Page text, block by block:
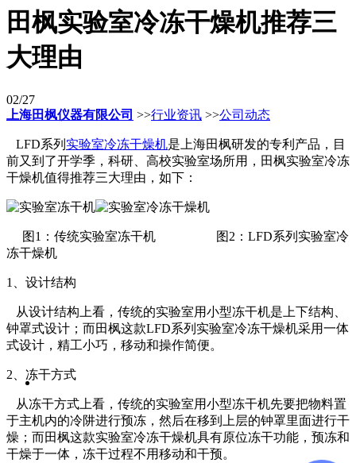
田枫实验室冷冻干燥机推荐三
大理由
02/27
上海田枫仪器有限公司 >>行业资讯 >>公司动态
LFD系列 实验室冷冻干燥机是上海田枫研发的专利产品，目
前又到了开学季，科研、高校实验室场所用，田枫实验室冷冻
干燥机值得推荐三大理由，如下：
图1：传统实验室冻干机 图2：LFD系列实验室冷
冻干燥机
1、设计结构
从设计结构上看，传统的实验室用小型冻干机是上下结构、
钟罩式设计；而田枫这款LFD系列实验室冷冻干燥机采用一体
式设计，精工小巧，移动和操作简便。
2、冻干方式
从冻干方式上看，传统的实验室用小型冻干机先要把物料置
于主机内的冷阱进行预冻，然后在移到上层的钟罩里面进行干
燥；而田枫这款实验室冷冻干燥机具有原位冻干功能，预冻和
干燥于一体，冻干过程不用移动和干预。